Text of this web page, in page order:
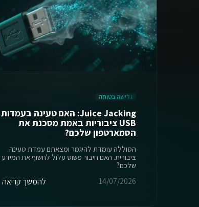
גלישה בטוחה
Juice Jacking: האם טעינה בעמדות
USB ציבוריות באמת מסכנת את
הסמארטפון שלכם?
הסוללה עומדת להיגמר ומצאתם עמדת טעינה
ציבורית. האם חיבור פשוט עלול לחשוף את המידע
שלכם?
14/07/2026
להמשך קריאה